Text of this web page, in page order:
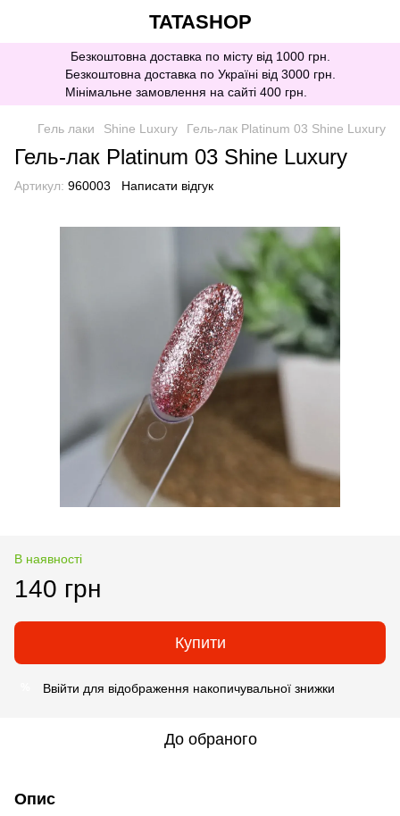
TATASHOP
Безкоштовна доставка по місту від 1000 грн.
Безкоштовна доставка по Україні від 3000 грн.
Мінімальне замовлення на сайті 400 грн.
Гель лаки Shine Luxury Гель-лак Platinum 03 Shine Luxury
Гель-лак Platinum 03 Shine Luxury
Артикул: 960003 Написати відгук
В наявності
140 грн
Купити
Ввійти для відображення накопичувальної знижки
До обраного
Опис